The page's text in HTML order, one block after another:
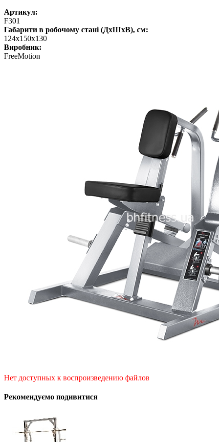
Артикул:
F301
Габарити в робочому стані (ДхШхВ), см:
124х150х130
Виробник:
FreeMotion
Нет доступных к воспроизведению файлов
Рекомендуємо подивитися